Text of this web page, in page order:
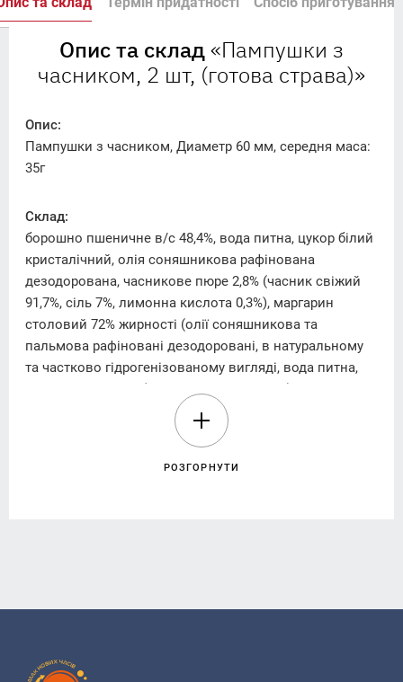
Опис та склад«Пампушки з
часником, 2 шт, (готова страва)»
Опис:
Пампушки з часником, Диаметр 60 мм, середня маса:
35г
Склад:
борошно пшеничне в/с 48,4%, вода питна, цукор білий
кристалічний, олія соняшникова рафінована
дезодорована, часникове пюре 2,8% (часник свіжий
91,7%, сіль 7%, лимонна кислота 0,3%), маргарин
столовий 72% жирності (олії соняшникова та
пальмова рафіновані дезодоровані, в натуральному
та частково гідрогенізованому вигляді, вода питна,
кислота сорбінова, ароматизатор «Масло», регулятор
кислотності кислота молочна, барвник бета-каротин),
рідкий пастеризований (яйця курячі харчові,
РОЗГОРНУТИ